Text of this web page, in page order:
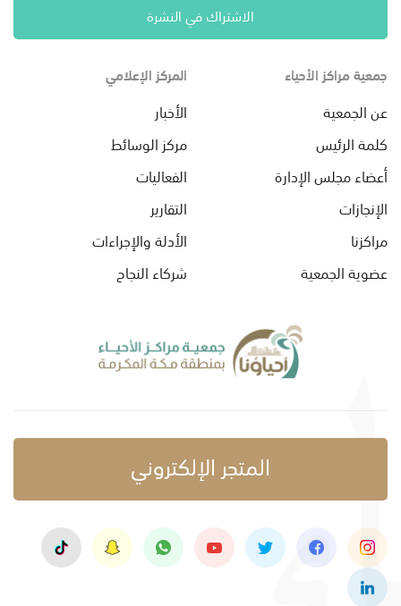
الاشتراك في النشرة
جمعية مراكز الأحياء
عن الجمعية
كلمة الرئيس
أعضاء مجلس الإدارة
الإنجازات
مراكزنا
عضوية الجمعية
المركز الإعلامي
الأخبار
مركز الوسائط
الفعاليات
التقارير
الأدلة والإجراءات
شركاء النجاح
المتجر الإلكتروني